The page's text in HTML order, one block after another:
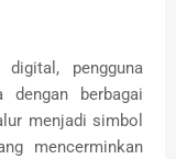
pengguna
berbagai
menjadi simbol
mencerminkan